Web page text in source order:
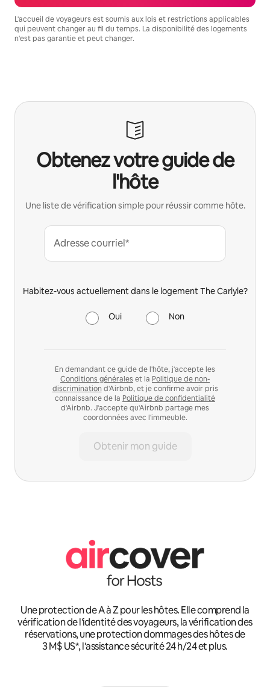
L'accueil de voyageurs est soumis aux lois et restrictions applicables
qui peuvent changer au fil du temps. La disponibilité des logements
n'est pas garantie et peut changer.
Obtenez votre guide de
l'hôte
Une liste de vérification simple pour réussir comme hôte.
Adresse courriel*
Habitez-vous actuellement dans le logement The Carlyle?
Oui Non
En demandant ce guide de l'hôte, j'accepte les
Conditions générales et la Politique de non-
discrimination d'Airbnb, et je confirme avoir pris
connaissance de la Politique de confidentialité
d'Airbnb. J'accepte qu'Airbnb partage mes
coordonnées avec l'immeuble.
Obtenir mon guide
Une protection de A à Z pour les hôtes. Elle comprend la
vérification de l'identité des voyageurs, la vérification des
réservations, une protection dommages des hôtes de
3 M$ US*, l'assistance sécurité 24 h/24 et plus.